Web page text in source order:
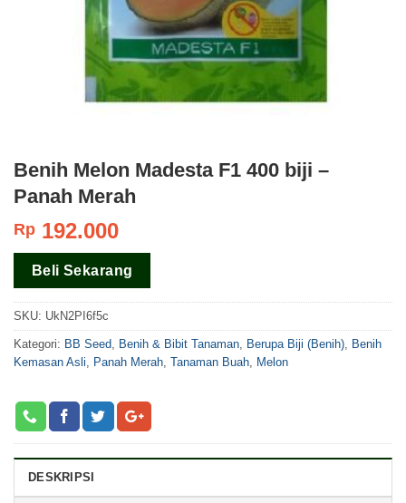
Benih Melon Madesta F1 400 biji –
Panah Merah
Rp 192.000
Beli Sekarang
SKU: UkN2PI6f5c
Kategori: BB Seed, Benih & Bibit Tanaman, Berupa Biji (Benih), Benih
Kemasan Asli, Panah Merah, Tanaman Buah, Melon
DESKRIPSI